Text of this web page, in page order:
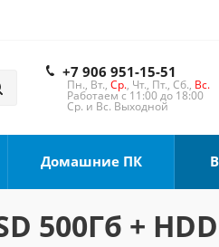
+7 906 951-15-51
Пн., Вт., Ср., Чт., Пт., Сб., Вс.
Работаем с 11:00 до 18:00
Ср. и Вс. Выходной
Домашние ПК
500Гб +